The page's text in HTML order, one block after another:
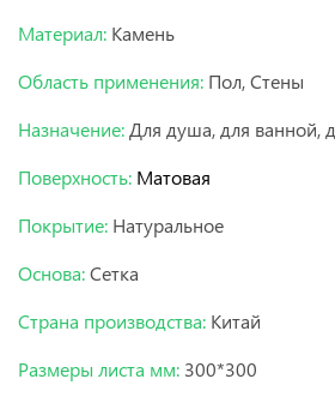
Материал: Камень
Область применения: Пол, Стены
Назначение:Для душа, для ванной,
Поверхность: Матовая
Покрытие: Натуральное
Основа:Сетка
Страна производства: Китай
Размеры листа мм: 300*300